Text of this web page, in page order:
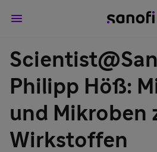
Philipp Höß:
und Mikroben
Wirkstoffen